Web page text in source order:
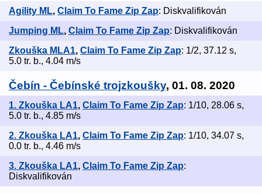
Agility ML, Claim To Fame Zip Zap: Diskvalifikován
Jumping ML, Claim To Fame Zip Zap: Diskvalifikován
Zkouška MLA1, Claim To Fame Zip Zap: 1/2, 37.12 s,
5.0 tr. b., 4.04 m/s
Čebín - Čebínské trojzkoušky, 01. 08. 2020
1. Zkouška LA1, Claim To Fame Zip Zap: 1/10, 28.06 s,
5.0 tr. b., 4.85 m/s
2. Zkouška LA1, Claim To Fame Zip Zap: 1/10, 34.07 s,
0.0 tr. b., 4.46 m/s
3. Zkouška LA1, Claim To Fame Zip Zap:
Diskvalifikován